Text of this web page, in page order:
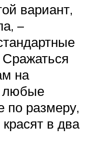
вариант,
–
на
любые
по размеру,
в два